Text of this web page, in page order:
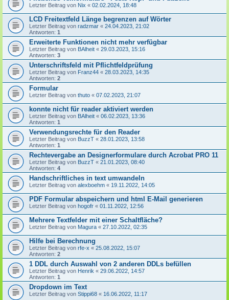
Letzter Beitrag von Nix « 02.02.2024, 18:48
LCD Freitextfeld Länge begrenzen auf Wörter
Letzter Beitrag von radzmar « 24.04.2023, 21:02
Antworten: 1
Erweiterte Funktionen nicht mehr verfügbar
Letzter Beitrag von BAlheit « 29.03.2023, 15:16
Antworten: 3
Unterschriftsfeld mit Pflichtfeldprüfung
Letzter Beitrag von Franz44 « 28.03.2023, 14:35
Antworten: 2
Formular
Letzter Beitrag von thuto « 07.02.2023, 21:07
konnte nicht für reader aktiviert werden
Letzter Beitrag von BAlheit « 06.02.2023, 13:36
Antworten: 1
Verwendungsrechte für den Reader
Letzter Beitrag von BuzzT « 28.01.2023, 13:58
Antworten: 1
Rechtevergabe an Designerformulare durch Acrobat PRO 11
Letzter Beitrag von BuzzT « 21.01.2023, 08:40
Antworten: 4
Handschriftliches in text umwandeln
Letzter Beitrag von alexboehm « 19.11.2022, 14:05
PDF Formular abspeichern und html E-Mail generieren
Letzter Beitrag von hogofr « 01.11.2022, 12:56
Mehrere Textfelder mit einer Schaltfläche?
Letzter Beitrag von Magura « 27.10.2022, 02:35
Hilfe bei Berechnung
Letzter Beitrag von rfe-x « 25.08.2022, 15:07
Antworten: 2
1 DDL durch Auswahl von 2 anderen DDLs befüllen
Letzter Beitrag von Henrik « 29.06.2022, 14:57
Antworten: 1
Dropdown im Text
Letzter Beitrag von Stippi68 « 16.06.2022, 11:17